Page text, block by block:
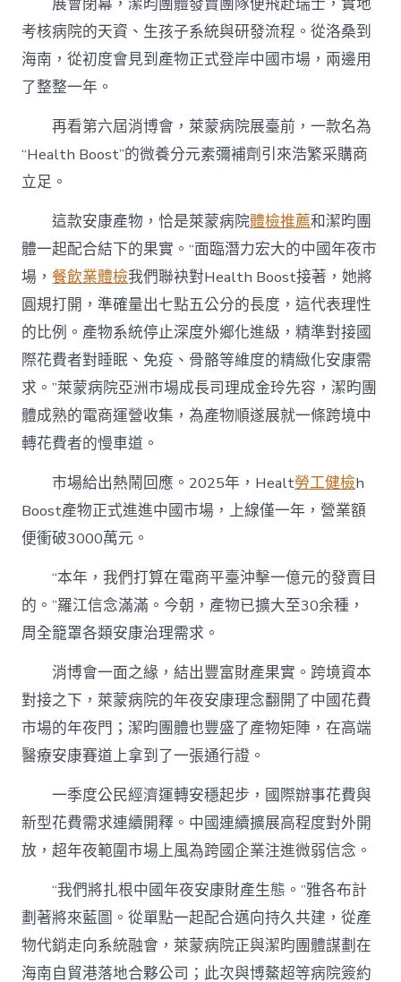
考核病院的天資、生孩子系統與研發流程。從洛桑到
海南，從初度會見到產物正式登岸中國市場，兩邊用
了整整一年。
再看第六屆消博會，萊蒙病院展臺前，一款名為
“Health Boost”的微養分元素彌補劑引來浩繁采購商
立足。
這款安康產物，恰是萊蒙病院體檢推薦和潔昀團
體一起配合結下的果實。“面臨潛力宏大的中國年夜市
場， 餐飲業體檢我們聯袂對Health Boost接著，她將
圓規打開，準確量出七點五公分的長度，這代表理性
的比例。產物系統停止深度外鄉化進級，精準對接國
際花費者對睡眠、免疫、骨骼等維度的精緻化安康需
求。”萊蒙病院亞洲市場成長司理成金玲先容，潔昀團
體成熟的電商運營收集，為產物順遂展就一條跨境中
轉花費者的慢車道。
市場給出熱鬧回應。2025年，Healt勞工健檢h
Boost產物正式進進中國市場，上線僅一年，營業額
便衝破3000萬元。
“本年，我們打算在電商平臺沖擊一億元的發賣目
的。”羅江信念滿滿。今朝，產物已擴大至30余種，
周全籠罩各類安康治理需求。
消博會一面之緣，結出豐富財產果實。跨境資本
對接之下，萊蒙病院的年夜安康理念翻開了中國花費
市場的年夜門；潔昀團體也豐盛了產物矩陣，在高端
醫療安康賽道上拿到了一張通行證。
一季度公民經濟運轉安穩起步，國際辦事花費與
新型花費需求連續開釋。中國連續擴展高程度對外開
放，超年夜範圍市場上風為跨國企業注進微弱信念。
“我們將扎根中國年夜安康財產生態。”雅各布計
劃著將來藍圖。從單點一起配合邁向持久共建，從產
物代銷走向系統融會，萊蒙病院正與潔昀團體謀劃在
海南自貿港落地合夥公司；此次與博鰲超等病院簽約